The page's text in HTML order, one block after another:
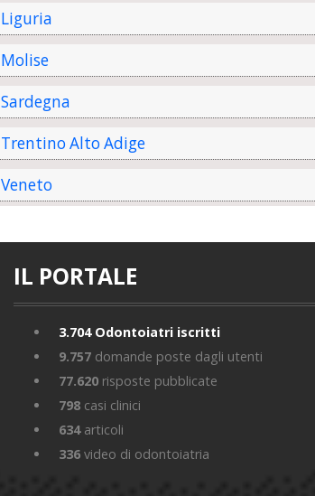
Liguria
Molise
Sardegna
Trentino Alto Adige
Veneto
IL PORTALE
3.704Odontoiatri iscritti
9.757 domande poste dagli utenti
77.620 risposte pubblicate
798 casi clinici
634articoli
336 video di odontoiatria